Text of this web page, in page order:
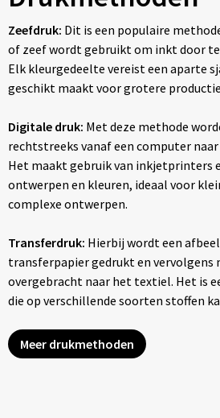
Zeefdruk: Dit is een populaire
of zeef wordt gebruikt om inkt door
Elk kleurgedeelte vereist een aparte
geschikt maakt voor grotere
Digitale druk: Met deze methode
rechtstreeks vanaf een computer
Het maakt gebruik van
ontwerpen en kleuren, ideaal voor
complexe ontwerpen.
Transferdruk: Hierbij wordt een
transferpapier gedrukt en vervolgens
overgebracht naar het textiel. Het is
die op verschillende soorten stoffen
Meer drukmethoden